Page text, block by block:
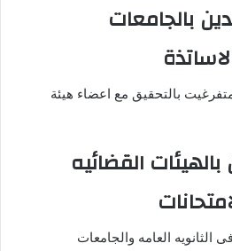
بالجامعات
بالتحقيق مع اعضاء هيئة
القضائيه
الثانويه العامه والجامعات